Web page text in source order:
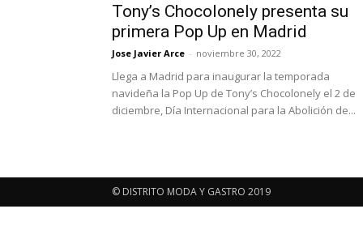
Tony’s Chocolonely presenta su
primera Pop Up en Madrid
Jose Javier Arce - noviembre 30, 2022
Llega a Madrid para inaugurar la temporada
navideña la Pop Up de Tony’s Chocolonely el 2 de
diciembre, Día Internacional para la Abolición de...
© DISTRITO MODA Y GASTRO 2019